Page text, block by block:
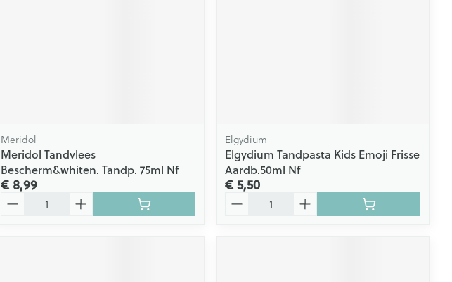
Meridol
Meridol Tandvlees
Bescherm&whiten. Tandp. 75ml Nf
€ 8,99
Elgydium
Elgydium Tandpasta Kids Emoji Frisse
Aardb.50ml Nf
€ 5,50